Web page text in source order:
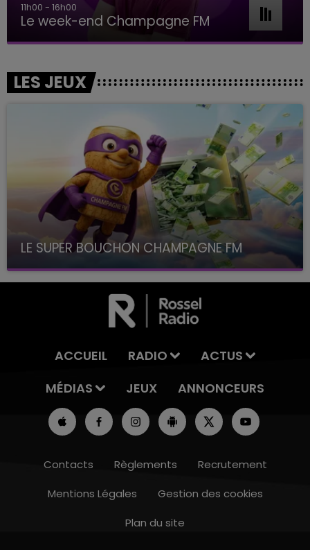
11h00 - 16h00
Le week-end Champagne FM
LES JEUX
LE SUPER BOUCHON CHAMPAGNE FM
avec La Famille Champagne FM, à 8H10
ACCUEIL RADIO
ACTUS
MÉDIAS
JEUX ANNONCEURS
Contacts Règlements
Recrutement
Mentions Légales
Gestion des cookies
Plan du site